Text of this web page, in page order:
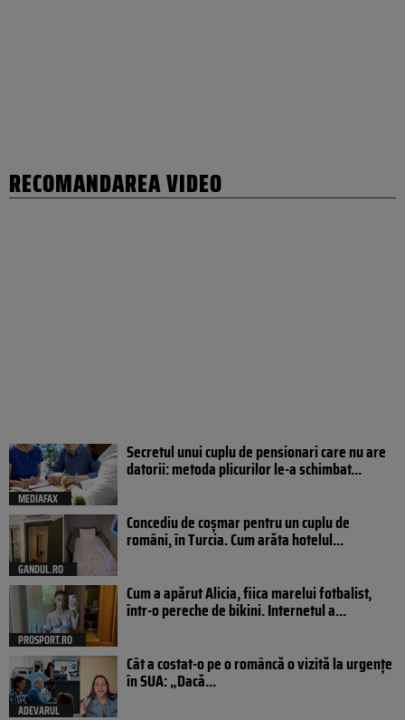
RECOMANDAREA VIDEO
MEDIAFAX
Secretul unui cuplu de pensionari care nu are
datorii: metoda plicurilor le-a schimbat...
GANDUL.RO
Concediu de coșmar pentru un cuplu de
români, în Turcia. Cum arăta hotelul...
PROSPORT.RO
Cum a apărut Alicia, fiica marelui fotbalist,
într-o pereche de bikini. Internetul a...
ADEVARUL
Cât a costat-o pe o româncă o vizită la urgențe
în SUA: „Dacă...